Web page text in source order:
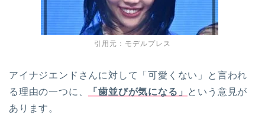
引用元：モデルプレス
アイナジエンドさんに対して「可愛くない」と言われ
る理由の一つに、
「歯並びが気になる」 という意見が
あります。